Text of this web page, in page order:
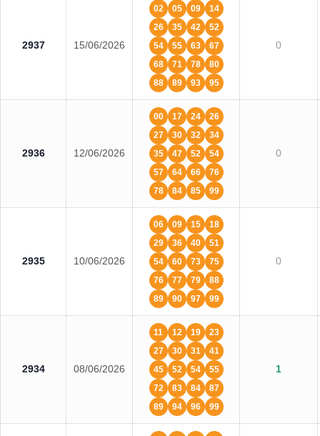
2937 15/06/2026
02 05 09
14
26
35 42
52
54
55 63
67
68
71 78
80
88
89 93 95
0
2936 12/06/2026
00 17 24
26
27
30 32
34
35
47 52
54
57
64 66
76
78
84 85 99
0
2935 10/06/2026
06 09 15
18
29
36 40
51
54
60 73
75
76
77 79
88
89
90 97 99
0
2934 08/06/2026
11 12 19
23
27
30 31
41
45
52 54
55
72
83 84
87
89
94 96 99
1